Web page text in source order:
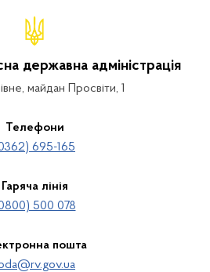
державна адміністрація
майдан Просвіти, 1
Телефони
695-165
Гаряча лінія
500 078
пошта